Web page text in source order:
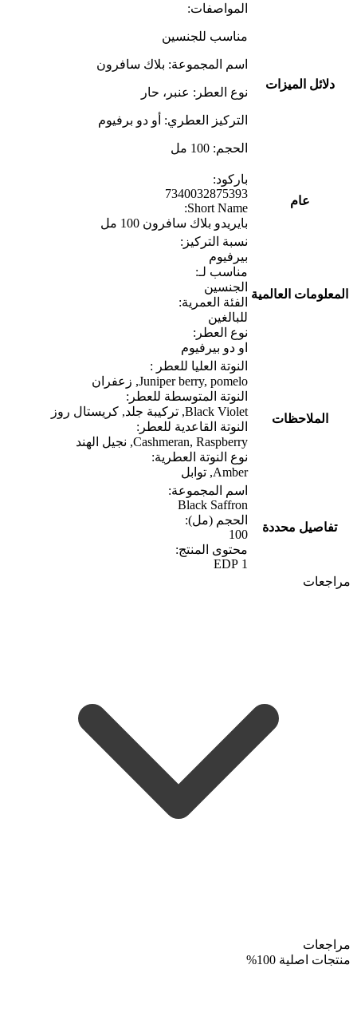
دلائل الميزات
المواصفات:
مناسب للجنسين
اسم المجموعة: بلاك سافرون
نوع العطر: عنبر، حار
التركيز العطري: أو دو برفيوم
الحجم: 100 مل
عام
باركود:
7340032875393
Short Name:
بايريدو بلاك سافرون 100 مل
المعلومات العالمية
نسبة التركيز:
بيرفيوم
مناسب لـ:
الجنسين
الفئة العمرية:
للبالغين
نوع العطر:
او دو بيرفيوم
الملاحظات
النوتة العليا للعطر :
Juniper berry, pomelo, زعفران
النوتة المتوسطة للعطر:
Black Violet, تركيبة جلد, كريستال روز
النوتة القاعدية للعطر:
Cashmeran, Raspberry, نجيل الهند
نوع النوتة العطرية:
Amber, توابل
تفاصيل محددة
اسم المجموعة:
Black Saffron
الحجم (مل):
100
محتوى المنتج:
1 EDP
مراجعات
مراجعات
منتجات اصلية 100%